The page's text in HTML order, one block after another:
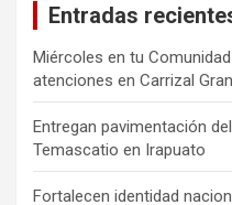
Entradas
Miércoles en tu
atenciones en Carrizal
Entregan pavimentación
Temascatio en Irapuato
Fortalecen identidad